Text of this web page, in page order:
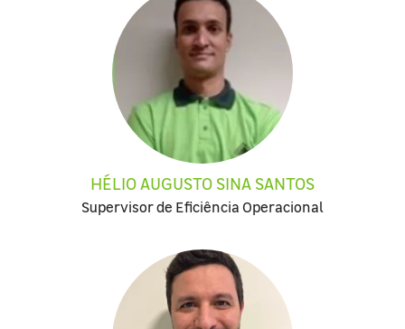
HÉLIO AUGUSTO SINA SANTOS
Supervisor de Eficiência Operacional